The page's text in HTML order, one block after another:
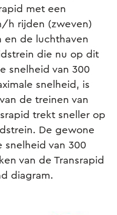
met een
h rijden (zweven)
en de luchthaven
die nu op dit
snelheid van 300
snelheid, is
de treinen van
trekt sneller op
De gewone
van 300
van de Transrapid
diagram.